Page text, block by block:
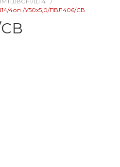
4оп./У50х5,0/ПВЛ406/СВ